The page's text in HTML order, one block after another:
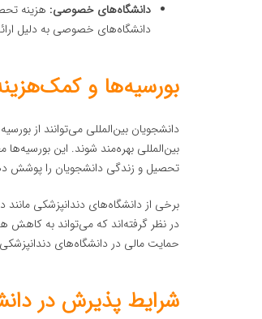
دانشگاه‌های خصوصی:
دانشگاه‌های خصوصی به دلیل
بورسیه‌ها و
دانشجویان بین‌المللی می‌توانند از
بین‌المللی بهره‌مند شوند. این
تحصیل و زندگی دانشجویان را پوشش
برخی از دانشگاه‌های دندانپزشکی مانند
در نظر گرفته‌اند که می‌تواند به
حمایت مالی در دانشگاه‌های
شرایط پذیرش در